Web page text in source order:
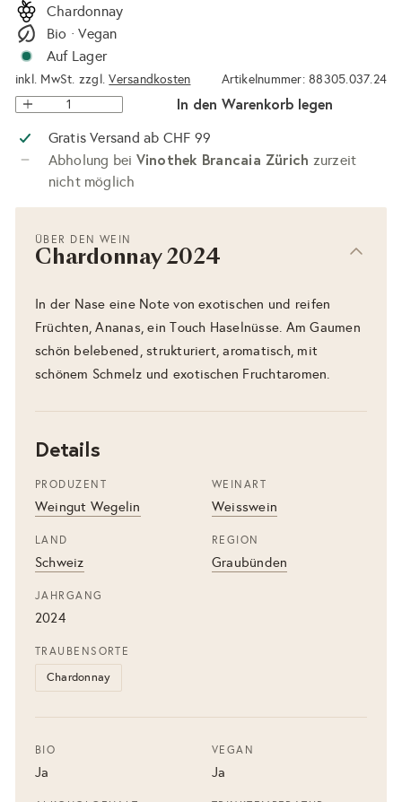
Chardonnay
Bio · Vegan
Auf Lager
inkl. MwSt. zzgl.Versandkosten Artikelnummer: 88305.037.24
In den Warenkorb legen
Gratis Versand ab CHF 99
Abholung bei Vinothek Brancaia Zürich zurzeit
nicht möglich
ÜBER DEN WEIN
Chardonnay 2024
In der Nase eine Note von exotischen und reifen
Früchten, Ananas, ein Touch Haselnüsse. Am Gaumen
schön belebened, strukturiert, aromatisch, mit
schönem Schmelz und exotischen Fruchtaromen.
Details
PRODUZENT
Weingut Wegelin
WEINART
Weisswein
LAND
Schweiz
REGION
Graubünden
JAHRGANG
2024
TRAUBENSORTE
Chardonnay
BIO
Ja
VEGAN
Ja